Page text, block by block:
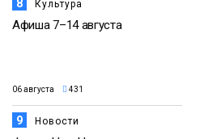
8 Культура
Афиша 7–14 августа
06 августа 431
9 Новости